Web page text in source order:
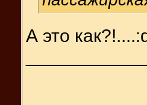
А это